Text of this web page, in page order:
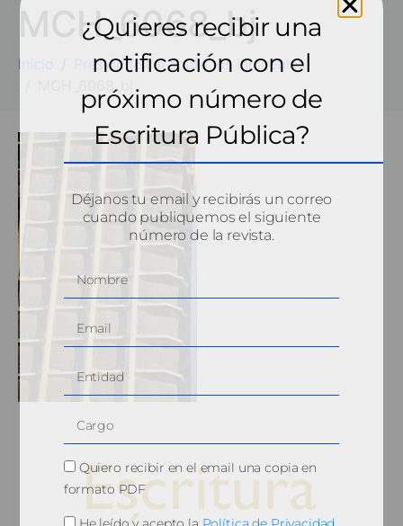
MCH_6068_bj
Inicio
Presión fiscal sobre los inmuebles
MCH_6068_bj
¿Quieres recibir una
notificación con el
próximo número de
Escritura Pública?
Déjanos tu email y recibirás un correo
cuando publiquemos el siguiente
número de la revista.
Quiero recibir en el email una copia en
formato PDF